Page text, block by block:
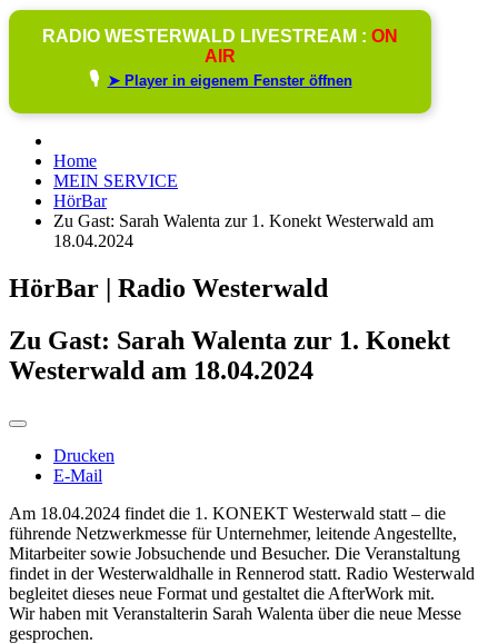
RADIO WESTERWALD LIVESTREAM : ON
AIR
🎙️ ➤ Player in eigenem Fenster öffnen
Home
MEIN SERVICE
HörBar
Zu Gast: Sarah Walenta zur 1. Konekt Westerwald am
18.04.2024
HörBar | Radio Westerwald
Zu Gast: Sarah Walenta zur 1. Konekt
Westerwald am 18.04.2024
Drucken
E-Mail
Am 18.04.2024 findet die 1. KONEKT Westerwald statt – die
führende Netzwerkmesse für Unternehmer, leitende Angestellte,
Mitarbeiter sowie Jobsuchende und Besucher. Die Veranstaltung
findet in der Westerwaldhalle in Rennerod statt. Radio Westerwald
begleitet dieses neue Format und gestaltet die AfterWork mit.
Wir haben mit Veranstalterin Sarah Walenta über die neue Messe
gesprochen.